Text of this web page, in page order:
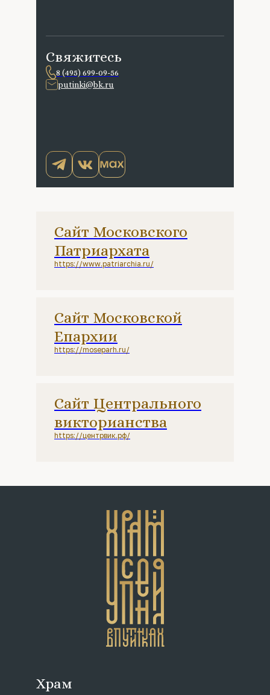
Свяжитесь
8 (495) 699-09-56
putinki@bk.ru
Сайт Центрального
викторианства
https://центрвик.рф/
Сайт Московской
Епархии
https://moseparh.ru/
Сайт Московского
Патриархата
https://www.patriarchia.ru/
Храм